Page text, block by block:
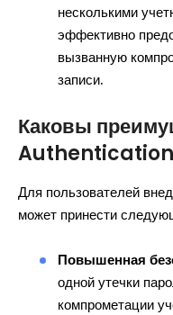
несколькими
эффективно
вызванную
записи.
Каковы
Для пользователей
может принести
Повышенная
одной утечки
компрометации